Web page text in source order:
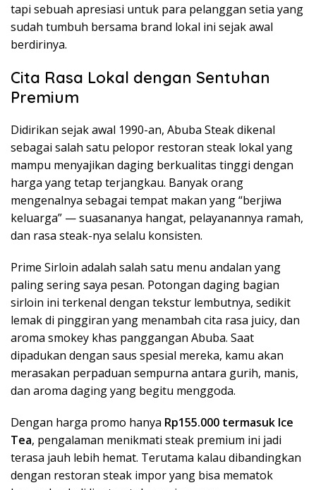
tapi sebuah apresiasi untuk para pelanggan setia yang
sudah tumbuh bersama brand lokal ini sejak awal
berdirinya.
Cita Rasa Lokal dengan Sentuhan
Premium
Didirikan sejak awal 1990-an, Abuba Steak dikenal
sebagai salah satu pelopor restoran steak lokal yang
mampu menyajikan daging berkualitas tinggi dengan
harga yang tetap terjangkau. Banyak orang
mengenalnya sebagai tempat makan yang “berjiwa
keluarga” — suasananya hangat, pelayanannya ramah,
dan rasa steak-nya selalu konsisten.
Prime Sirloin adalah salah satu menu andalan yang
paling sering saya pesan. Potongan daging bagian
sirloin ini terkenal dengan tekstur lembutnya, sedikit
lemak di pinggiran yang menambah cita rasa juicy, dan
aroma smokey khas panggangan Abuba. Saat
dipadukan dengan saus spesial mereka, kamu akan
merasakan perpaduan sempurna antara gurih, manis,
dan aroma daging yang begitu menggoda.
Dengan harga promo hanya Rp155.000 termasuk Ice
Tea, pengalaman menikmati steak premium ini jadi
terasa jauh lebih hemat. Terutama kalau dibandingkan
dengan restoran steak impor yang bisa mematok